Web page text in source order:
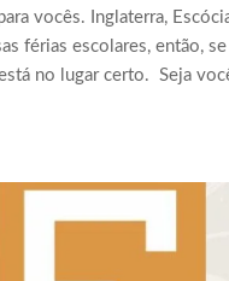
vocês. Inglaterra,
férias escolares, então,
no lugar certo. Seja